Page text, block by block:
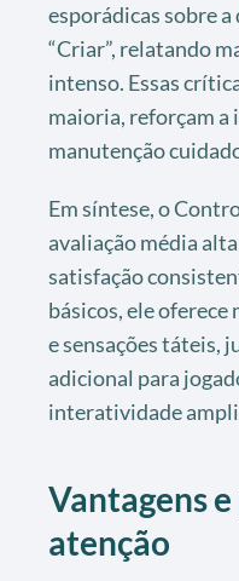
esporádicas sobre
“Criar”, relatando
intenso. Essas
maioria, reforçam a
manutenção
Em síntese, o
avaliação média
satisfação
básicos, ele
e sensações táteis,
adicional para
interatividade
Vantagens
atenção